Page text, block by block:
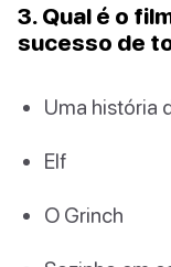
3. Qual é o
sucesso de
Uma história
Elf
O Grinch